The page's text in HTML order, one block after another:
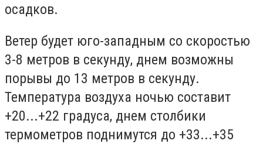
осадков.
Ветер будет юго-западным со скоростью
3-8 метров в секунду, днем возможны
порывы до 13 метров в секунду.
Температура воздуха ночью составит
+20...+22 градуса, днем столбики
термометров поднимутся до +33...+35